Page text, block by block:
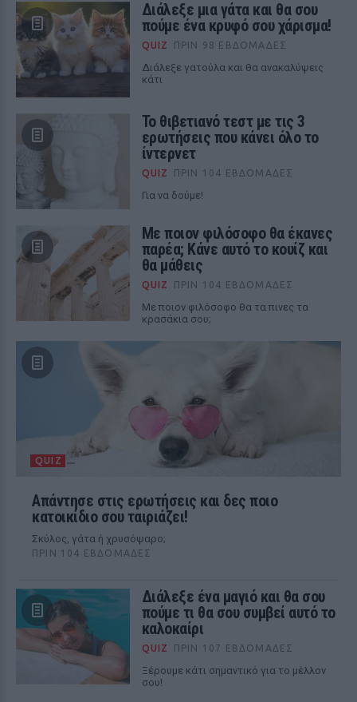
Διάλεξε μια γάτα και θα σου
πούμε ένα κρυφό σου χάρισμα!
QUIZ ΠΡΙΝ 98 ΕΒΔΟΜΆΔΕΣ
Διάλεξε γατούλα και θα ανακαλύψεις
κάτι
Το θιβετιανό τεστ με τις 3
ερωτήσεις που κάνει όλο το
ίντερνετ
QUIZ ΠΡΙΝ 104 ΕΒΔΟΜΆΔΕΣ
Για να δούμε!
Με ποιον φιλόσοφο θα έκανες
παρέα; Κάνε αυτό το κουίζ και
θα μάθεις
QUIZ ΠΡΙΝ 104 ΕΒΔΟΜΆΔΕΣ
Με ποιον φιλόσοφο θα τα πινες τα
κρασάκια σου;
QUIZ
Απάντησε στις ερωτήσεις και δες ποιο
κατοικίδιο σου ταιριάζει!
Σκύλος, γάτα ή χρυσόψαρο;
ΠΡΙΝ 104 ΕΒΔΟΜΆΔΕΣ
Διάλεξε ένα μαγιό και θα σου
πούμε τι θα σου συμβεί αυτό το
καλοκαίρι
QUIZ ΠΡΙΝ 107 ΕΒΔΟΜΆΔΕΣ
Ξέρουμε κάτι σημαντικό για το μέλλον
σου!